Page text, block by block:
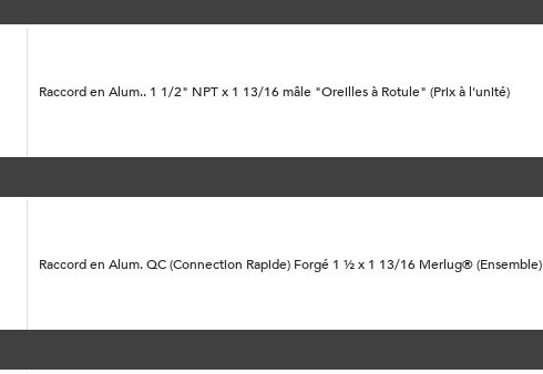
Raccord en Alum.. 1 1/2" NPT x 1 13/16 mâle "Oreilles à Rotule" (Prix à l'unité)
Raccord en Alum. QC (Connection Rapide) Forgé 1 ½ x 1 13/16 Merlug® (Ensemble)